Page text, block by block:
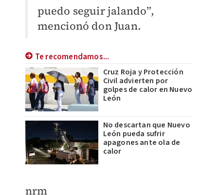
puedo seguir jalando”,
mencionó don Juan.
Te recomendamos...
Cruz Roja y Protección
Civil advierten por
golpes de calor en Nuevo
León
No descartan que Nuevo
León pueda sufrir
apagones ante ola de
calor
nrm